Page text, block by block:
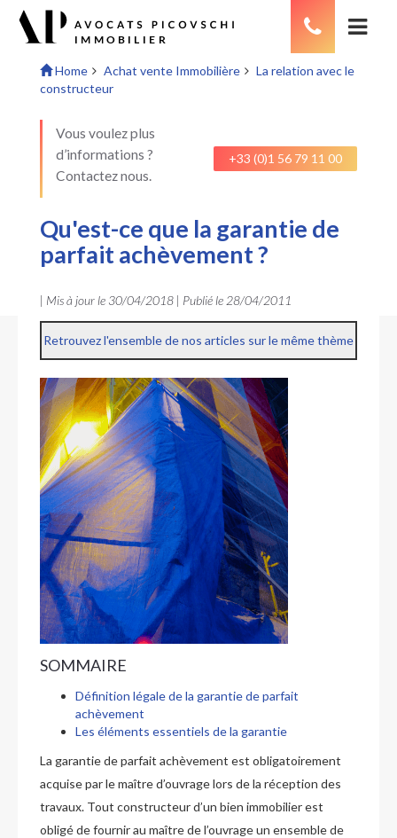
Home Achat vente Immobilière
La relation avec le
constructeur
Vous voulez plus
d’informations ?
Contactez nous.
+33 (0)1 56 79 11 00
Qu'est-ce que la garantie de
parfait achèvement ?
| Mis à jour le 30/04/2018 | Publié le 28/04/2011
Retrouvez l'ensemble de nos articles sur le même thème
SOMMAIRE
Définition légale de la garantie de parfait
achèvement
Les éléments essentiels de la garantie
La garantie de parfait achèvement est obligatoirement
acquise par le maître d’ouvrage lors de la réception des
travaux. Tout constructeur d’un bien immobilier est
obligé de fournir au maître de l’ouvrage un ensemble de